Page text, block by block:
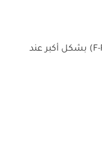
(F-PBQVQGZO) بشكل أكبر عند